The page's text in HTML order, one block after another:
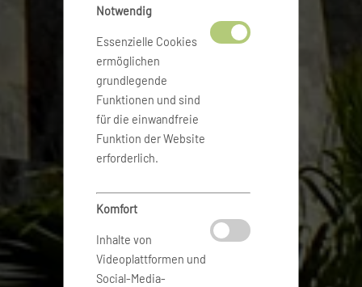
Notwendig
Essenzielle Cookies
ermöglichen
grundlegende
Funktionen und sind
für die einwandfreie
Funktion der Website
erforderlich.
Komfort
Inhalte von
Videoplattformen und
Social-Media-